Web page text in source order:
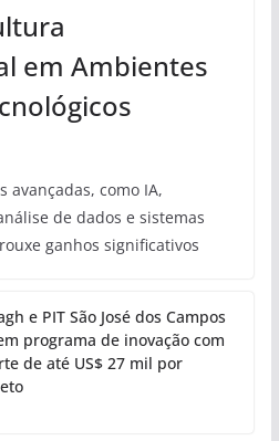
em Ambientes
avançadas, como IA,
de dados e sistemas
ganhos significativos
e PIT São José dos Campos
programa de inovação com
de até US$ 27 mil por